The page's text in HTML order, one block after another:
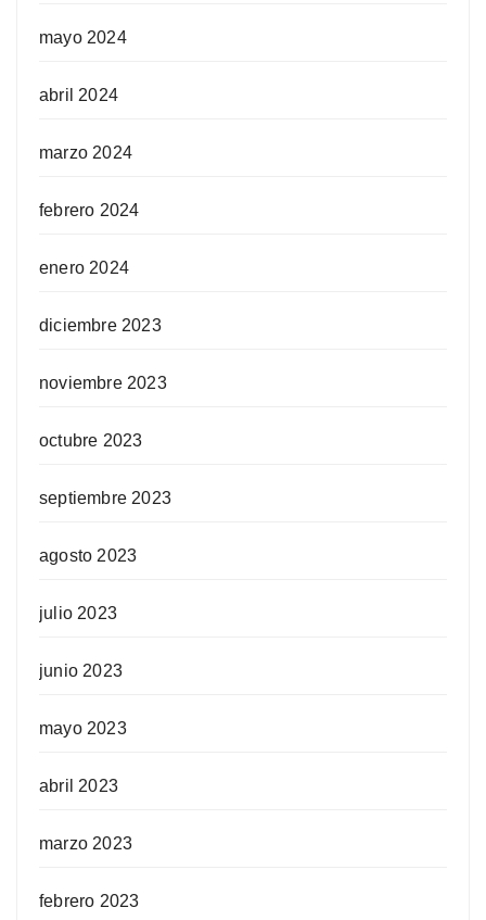
mayo 2024
abril 2024
marzo 2024
febrero 2024
enero 2024
diciembre 2023
noviembre 2023
octubre 2023
septiembre 2023
agosto 2023
julio 2023
junio 2023
mayo 2023
abril 2023
marzo 2023
febrero 2023